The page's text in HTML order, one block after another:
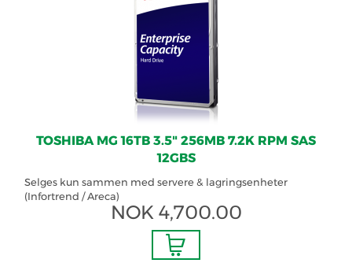
TOSHIBA MG 16TB 3.5" 256MB 7.2K RPM SAS
12GBS
Selges kun sammen med servere & lagringsenheter
(Infortrend / Areca)
NOK 4,700.00